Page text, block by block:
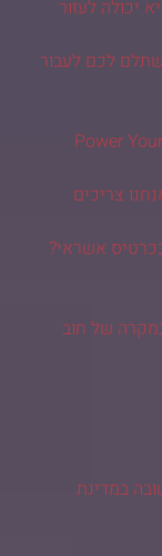
יכולה לעזור
לכם לעבור
Power
צריכים
אשראי?
במקרה של חוב
במדינת